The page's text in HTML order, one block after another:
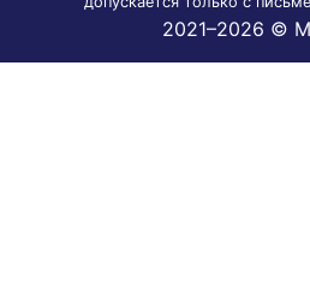
2021–2026 ©